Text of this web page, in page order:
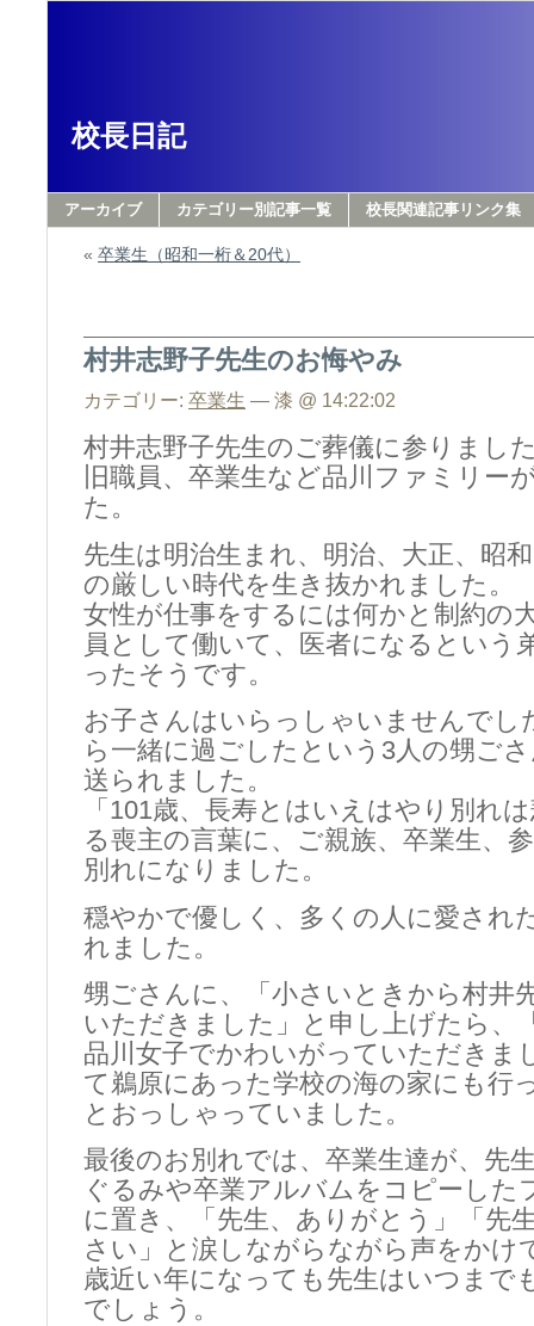
校長日記
アーカイブ カテゴリー別記事一覧 校長関連記事リンク集
« 卒業生（昭和一桁＆20代）
村井志野子先生のお悔やみ
カテゴリー: 卒業生 — 漆 @ 14:22:02
村井志野子先生のご葬儀に参りまし
旧職員、卒業生など品川ファミリー
た。
先生は明治生まれ、明治、大正、昭
の厳しい時代を生き抜かれました。
女性が仕事をするには何かと制約の
員として働いて、医者になるという
ったそうです。
お子さんはいらっしゃいませんでし
ら一緒に過ごしたという3人の甥ご
送られました。
「101歳、長寿とはいえはやり別れ
る喪主の言葉に、ご親族、卒業生、
別れになりました。
穏やかで優しく、多くの人に愛され
れました。
甥ごさんに、「小さいときから村井
いただきました」と申し上げたら、
品川女子でかわいがっていただきま
て鵜原にあった学校の海の家にも行
とおっしゃっていました。
最後のお別れでは、卒業生達が、先
ぐるみや卒業アルバムをコピーした
に置き、「先生、ありがとう」「先
さい」と涙しながらながら声をかけ
歳近い年になっても先生はいつまで
でしょう。